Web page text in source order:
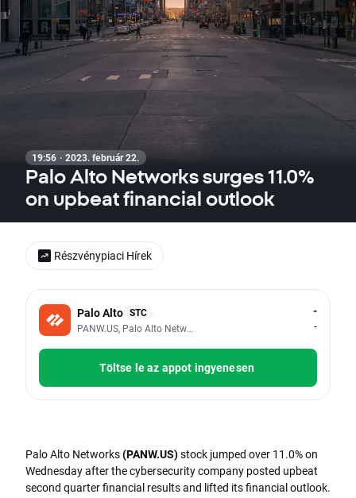
19:56 · 2023. február 22.
Palo Alto Networks surges 11.0%
on upbeat financial outlook
Palo Alto STC
PANW.US, Palo Alto Networks Inc
-
-
Töltse le az appot ingyenesen
Palo Alto Networks(PANW.US)stock jumped over 11.0% on
Wednesday after the cybersecurity company posted upbeat
second quarter financial results and lifted its financial outlook.
Részvénypiaci Hírek